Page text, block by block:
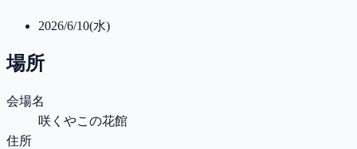
2026/6/10(水)
場所
会場名
咲くやこの花館
住所